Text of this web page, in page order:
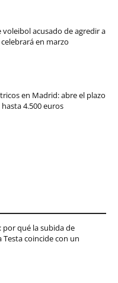
acusado de agredir a
en marzo
en Madrid: abre el plazo
4.500 euros
por qué la subida de
coincide con un